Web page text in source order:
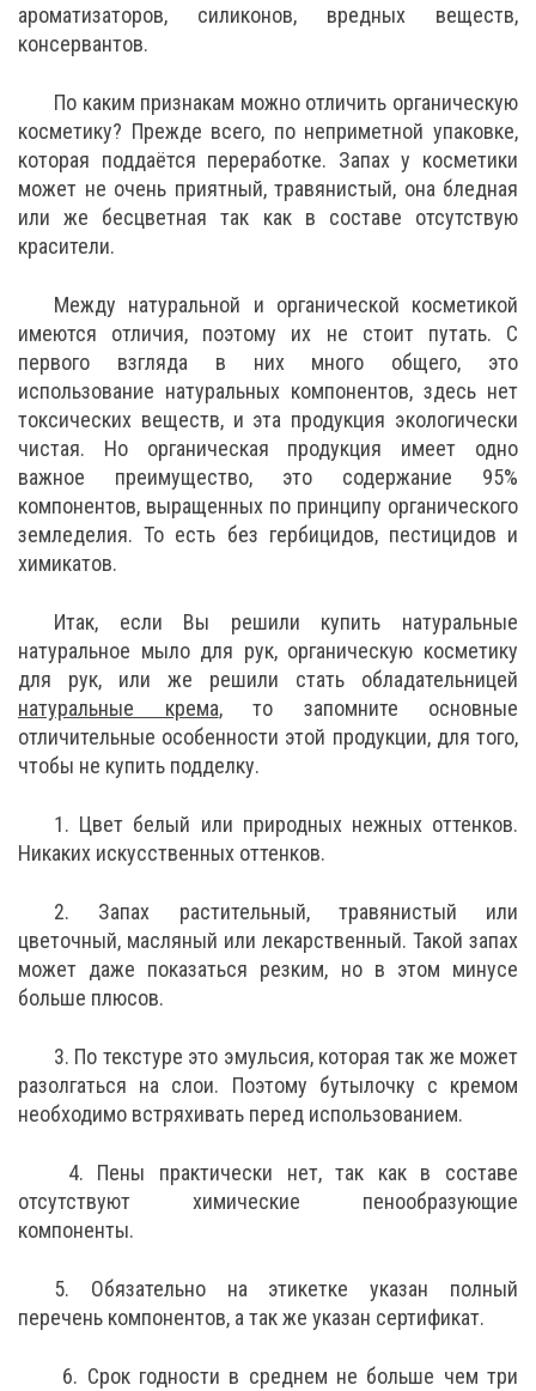
ароматизаторов, силиконов, вредных веществ,
консервантов.
По каким признакам можно отличить органическую
косметику? Прежде всего, по неприметной упаковке,
которая поддаётся переработке. Запах у косметики
может не очень приятный, травянистый, она бледная
или же бесцветная так как в составе отсутствую
красители.
Между натуральной и органической косметикой
имеются отличия, поэтому их не стоит путать. С
первого взгляда в них много общего, это
использование натуральных компонентов, здесь нет
токсических веществ, и эта продукция экологически
чистая. Но органическая продукция имеет одно
важное преимущество, это содержание 95%
компонентов, выращенных по принципу органического
земледелия. То есть без гербицидов, пестицидов и
химикатов.
Итак, если Вы решили купить натуральные
натуральное мыло для рук, органическую косметику
для рук, или же решили стать обладательницей
натуральные крема, то запомните основные
отличительные особенности этой продукции, для того,
чтобы не купить подделку.
1. Цвет белый или природных нежных оттенков.
Никаких искусственных оттенков.
2. Запах растительный, травянистый или
цветочный, масляный или лекарственный. Такой запах
может даже показаться резким, но в этом минусе
больше плюсов.
3. По текстуре это эмульсия, которая так же может
разолгаться на слои. Поэтому бутылочку с кремом
необходимо встряхивать перед использованием.
4. Пены практически нет, так как в составе
отсутствуют химические пенообразующие
компоненты.
5. Обязательно на этикетке указан полный
перечень компонентов, а так же указан сертификат.
6. Срок годности в среднем не больше чем три